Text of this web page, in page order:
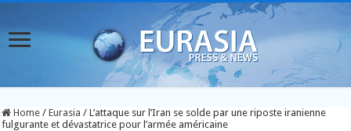
Home / Eurasia / L’attaque sur l’Iran se solde par une riposte iranienne
fulgurante et dévastatrice pour l’armée américaine